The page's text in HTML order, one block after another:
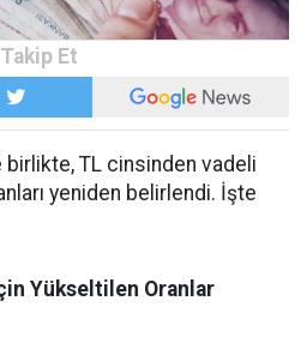
birlikte, TL cinsinden vadeli
yeniden belirlendi. İşte
Yükseltilen Oranlar